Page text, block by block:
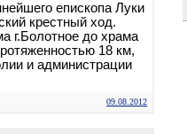
епископа Луки
крестный ход.
г.Болотное до храма
18 км,
и администрации
09.08.2012